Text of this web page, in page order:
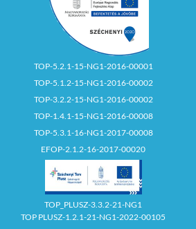
TOP-5.2.1-15-NG1-2016-00001
TOP-5.1.2-15-NG1-2016-00002
TOP-3.2.2-15-NG1-2016-00002
TOP-1.4.1-15-NG1-2016-00008
TOP-5.3.1-16-NG1-2017-00008
EFOP-2.1.2-16-2017-00020
TOP_PLUSZ-3.3.2-21-NG1
TOP PLUSZ-1.2.1-21-NG1-2022-00105